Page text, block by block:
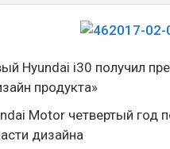
Hyundai i30 получил
продукта»
Motor четвертый год
дизайна